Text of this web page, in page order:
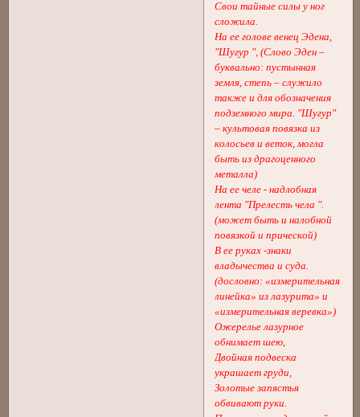
Свои тайные силы у ног
сложила.
На ее голове венец Эдена,
"Шугур ", (Слово Эден –
буквально: пустынная
земля, степь – служило
также и для обозначения
подземного мира. "Шугур"
– культовая повязка из
колосьев и веток, могла
быть из драгоценного
металла)
На ее челе - надлобная
лента "Прелесть чела ".
(может быть и налобной
повязкой и прической)
В ее руках -знаки
владычества и суда.
(дословно: «измерительная
линейка» из лазурита» и
«измерительная веревка»)
Ожерелье лазурное
обнимает шею,
Двойная подвеска
украшает груди,
Золотые запястья
обвивают руки.